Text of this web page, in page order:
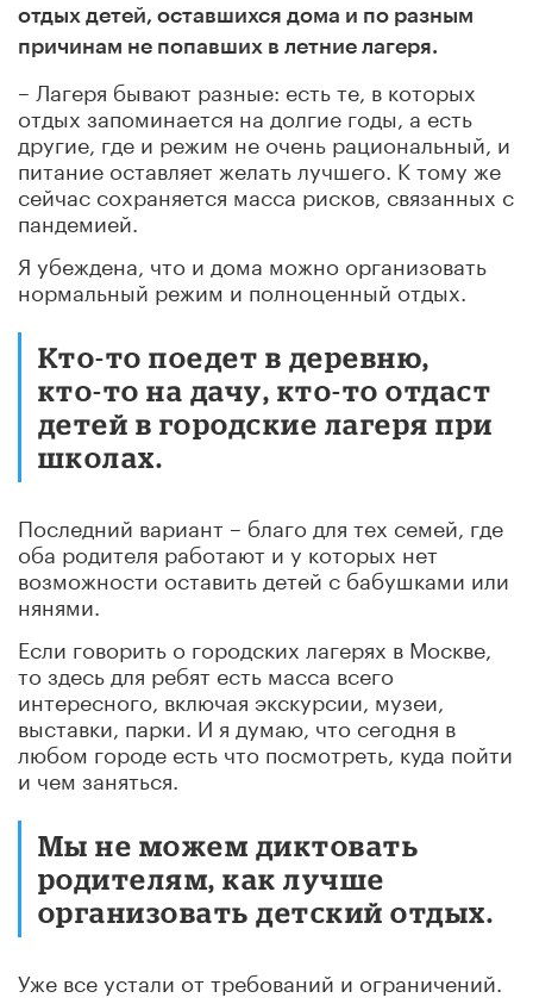
отдых детей, оставшихся дома и по разным
причинам не попавших в летние лагеря.
– Лагеря бывают разные: есть те, в которых
отдых запоминается на долгие годы, а есть
другие, где и режим не очень рациональный, и
питание оставляет желать лучшего. К тому же
сейчас сохраняется масса рисков, связанных с
пандемией.
Я убеждена, что и дома можно организовать
нормальный режим и полноценный отдых.
Кто-то поедет в деревню,
кто-то на дачу, кто-то отдаст
детей в городские лагеря при
школах.
Последний вариант – благо для тех семей, где
оба родителя работают и у которых нет
возможности оставить детей с бабушками или
нянями.
Если говорить о городских лагерях в Москве,
то здесь для ребят есть масса всего
интересного, включая экскурсии, музеи,
выставки, парки. И я думаю, что сегодня в
любом городе есть что посмотреть, куда пойти
и чем заняться.
Мы не можем диктовать
родителям, как лучше
организовать детский отдых.
Уже все устали от требований и ограничений.